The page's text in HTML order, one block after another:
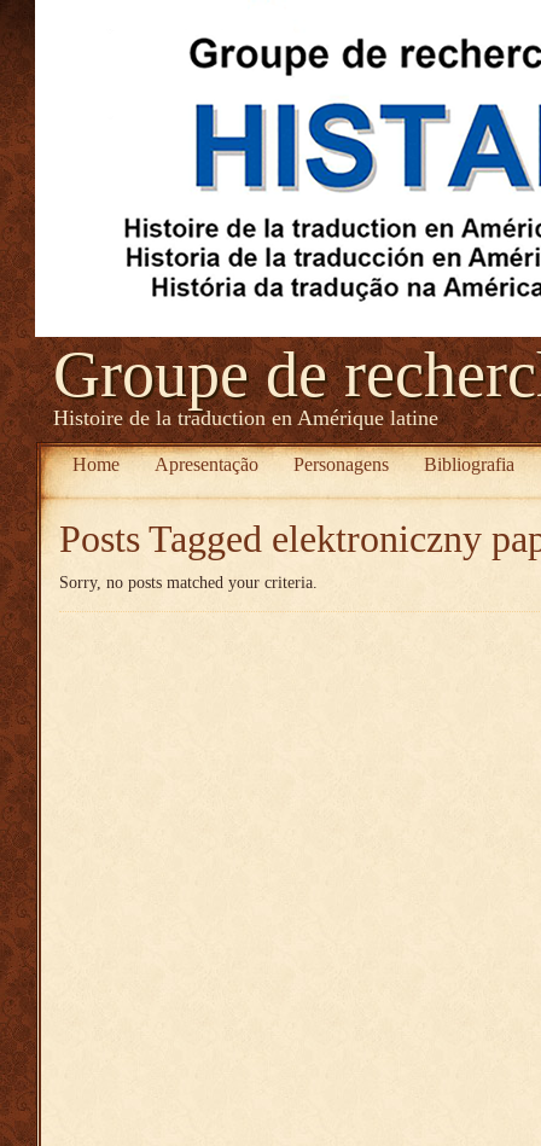
Groupe de
Histoire de la traduction en Amérique latine
Home Apresentação Personagens Bibliografia
Posts Tagged elektroniczny
Sorry, no posts matched your criteria.